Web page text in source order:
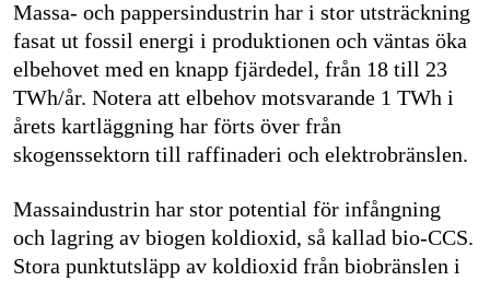
Massa- och pappersindustrin har i stor utsträckning
fasat ut fossil energi i produktionen och väntas öka
elbehovet med en knapp fjärdedel, från 18 till 23
TWh/år. Notera att elbehov motsvarande 1 TWh i
årets kartläggning har förts över från
skogenssektorn till raffinaderi och elektrobränslen.
Massaindustrin har stor potential för infångning
och lagring av biogen koldioxid, så kallad bio-CCS.
Stora punktutsläpp av koldioxid från biobränslen i